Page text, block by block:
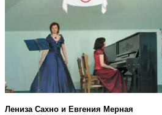
Лениза Сахно и Евгения Мерная